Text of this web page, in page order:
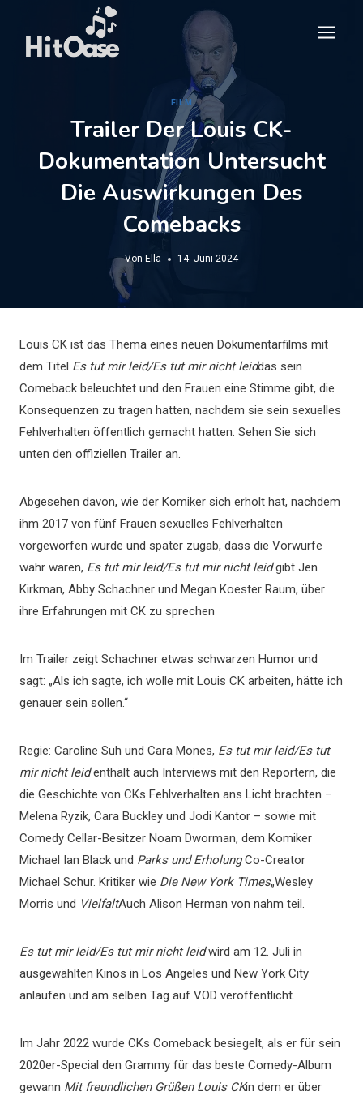
springen
FILM
Trailer Der Louis CK-
Dokumentation Untersucht
Die Auswirkungen Des
Comebacks
Von Ella 14. Juni 2024
Louis CK ist das Thema eines neuen Dokumentarfilms mit
dem Titel Es tut mir leid/Es tut mir nicht leiddas sein
Comeback beleuchtet und den Frauen eine Stimme gibt, die
Konsequenzen zu tragen hatten, nachdem sie sein sexuelles
Fehlverhalten öffentlich gemacht hatten. Sehen Sie sich
unten den offiziellen Trailer an.
Abgesehen davon, wie der Komiker sich erholt hat, nachdem
ihm 2017 von fünf Frauen sexuelles Fehlverhalten
vorgeworfen wurde und später zugab, dass die Vorwürfe
wahr waren, Es tut mir leid/Es tut mir nicht leidgibt Jen
Kirkman, Abby Schachner und Megan Koester Raum, über
ihre Erfahrungen mit CK zu sprechen
Im Trailer zeigt Schachner etwas schwarzen Humor und
sagt: „Als ich sagte, ich wolle mit Louis CK arbeiten, hätte ich
genauer sein sollen.“
Regie: Caroline Suh und Cara Mones, Es tut mir leid/Es tut
mir nicht leidenthält auch Interviews mit den Reportern, die
die Geschichte von CKs Fehlverhalten ans Licht brachten –
Melena Ryzik, Cara Buckley und Jodi Kantor – sowie mit
Comedy Cellar-Besitzer Noam Dworman, dem Komiker
Michael Ian Black und Parks und ErholungCo-Creator
Michael Schur. Kritiker wie Die New York Times„Wesley
Morris und VielfaltAuch Alison Herman von nahm teil.
Es tut mir leid/Es tut mir nicht leidwird am 12. Juli in
ausgewählten Kinos in Los Angeles und New York City
anlaufen und am selben Tag auf VOD veröffentlicht.
Im Jahr 2022 wurde CKs Comeback besiegelt, als er für sein
2020er-Special den Grammy für das beste Comedy-Album
gewann Mit freundlichen Grüßen Louis CKin dem er über